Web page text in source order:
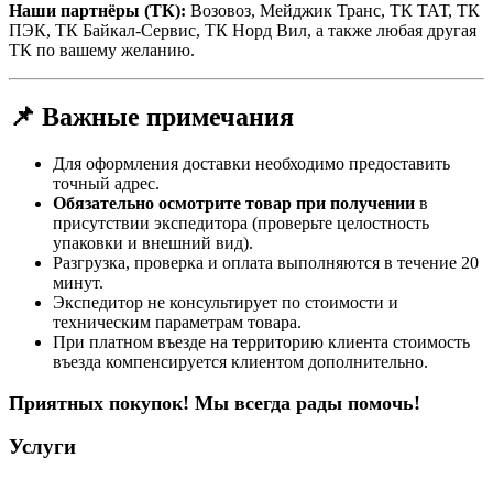
Наши партнёры (ТК): Возовоз, Мейджик Транс, ТК ТАТ, ТК
ПЭК, ТК Байкал-Сервис, ТК Норд Вил, а также любая другая
ТК по вашему желанию.
📌 Важные примечания
Для оформления доставки необходимо предоставить
точный адрес.
Обязательно осмотрите товар при получении в
присутствии экспедитора (проверьте целостность
упаковки и внешний вид).
Разгрузка, проверка и оплата выполняются в течение 20
минут.
Экспедитор не консультирует по стоимости и
техническим параметрам товара.
При платном въезде на территорию клиента стоимость
въезда компенсируется клиентом дополнительно.
Приятных покупок! Мы всегда рады помочь!
Услуги